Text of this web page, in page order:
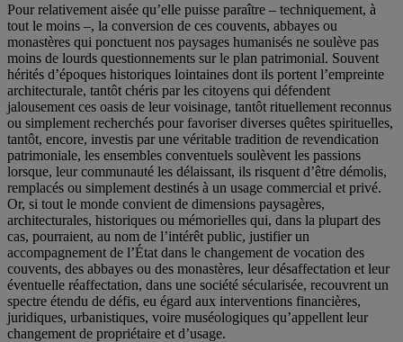
Pour relativement aisée qu’elle puisse paraître – techniquement, à
tout le moins –, la conversion de ces couvents, abbayes ou
monastères qui ponctuent nos paysages humanisés ne soulève pas
moins de lourds questionnements sur le plan patrimonial. Souvent
hérités d’époques historiques lointaines dont ils portent l’empreinte
architecturale, tantôt chéris par les citoyens qui défendent
jalousement ces oasis de leur voisinage, tantôt rituellement reconnus
ou simplement recherchés pour favoriser diverses quêtes spirituelles,
tantôt, encore, investis par une véritable tradition de revendication
patrimoniale, les ensembles conventuels soulèvent les passions
lorsque, leur communauté les délaissant, ils risquent d’être démolis,
remplacés ou simplement destinés à un usage commercial et privé.
Or, si tout le monde convient de dimensions paysagères,
architecturales, historiques ou mémorielles qui, dans la plupart des
cas, pourraient, au nom de l’intérêt public, justifier un
accompagnement de l’État dans le changement de vocation des
couvents, des abbayes ou des monastères, leur désaffectation et leur
éventuelle réaffectation, dans une société sécularisée, recouvrent un
spectre étendu de défis, eu égard aux interventions financières,
juridiques, urbanistiques, voire muséologiques qu’appellent leur
changement de propriétaire et d’usage.